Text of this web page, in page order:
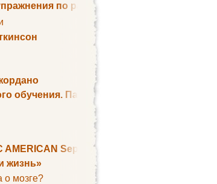
по развитию памяти
обучения. Пауль Шелли
AMERICAN September 1979
жизнь»
о мозге?